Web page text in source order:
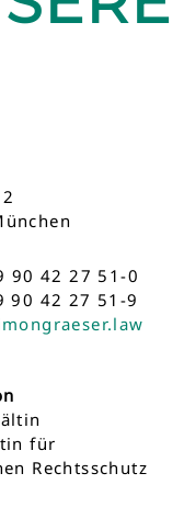
90 42 27 51-0
90 42 27 51-9
für
Rechtsschutz